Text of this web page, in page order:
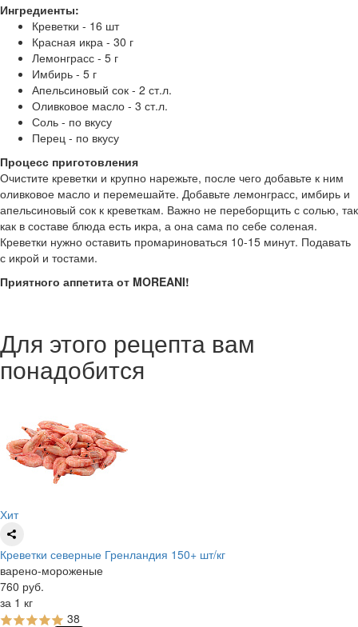
Ингредиенты:
Креветки - 16 шт
Красная икра - 30 г
Лемонграсс - 5 г
Имбирь - 5 г
Апельсиновый сок - 2 ст.л.
Оливковое масло - 3 ст.л.
Соль - по вкусу
Перец - по вкусу
Процесс приготовления
Очистите креветки и крупно нарежьте, после чего добавьте к ним
оливковое масло и перемешайте. Добавьте лемонграсс, имбирь и
апельсиновый сок к креветкам. Важно не переборщить с солью, так
как в составе блюда есть икра, а она сама по себе соленая.
Креветки нужно оставить промариноваться 10-15 минут. Подавать
с икрой и тостами.
Приятного аппетита от MOREANI!
Для этого рецепта вам
понадобится
Хит
Креветки северные Гренландия 150+ шт/кг
варено-мороженые
760 руб.
за 1 кг
38